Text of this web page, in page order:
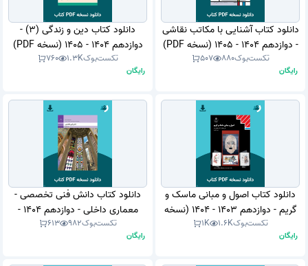
دانلود کتاب آشنایی با مکاتب نقاشی
- دوازدهم 1404 - 1405 (نسخه PDF)
تکست‌بوک880
507
رایگان
دانلود کتاب دین و زندگی (3) -
دوازدهم 1404 - 1405 (نسخه PDF)
تکست‌بوک1.3K
760
رایگان
دانلود کتاب اصول و مبانی ماسک و
گریم - دوازدهم 1403 - 1404 (نسخه
PDF)تکست‌بوک1.6K
1K
رایگان
دانلود کتاب دانش فنی تخصصی -
معماری داخلی - دوازدهم 1404 -
1405 (نسخه PDF)
تکست‌بوک982
613
رایگان